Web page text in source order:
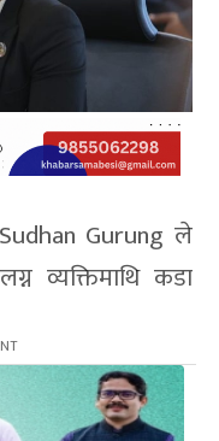
Sudhan Gurung ले
व्यक्तिमाथि कडा